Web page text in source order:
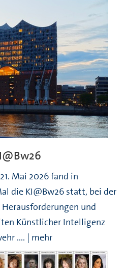
Mai 2026 fand in
die KI@Bw26 statt, bei der
und
Künstlicher Intelligenz
.... | mehr